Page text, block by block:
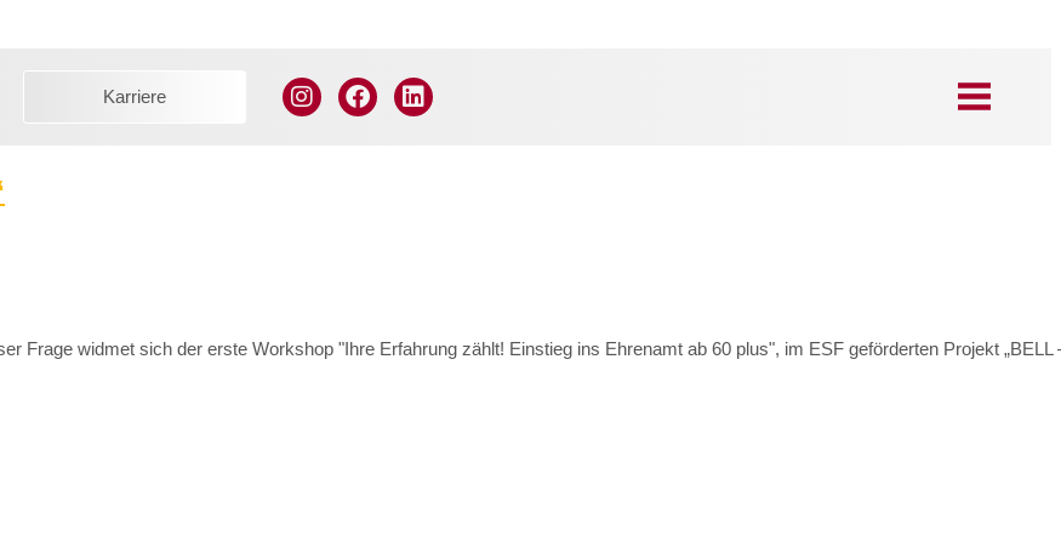
Karriere
Frage widmet sich der erste Workshop "Ihre Erfahrung zählt! Einstieg ins Ehrenamt ab 60 plus", im ESF geförderten Projekt